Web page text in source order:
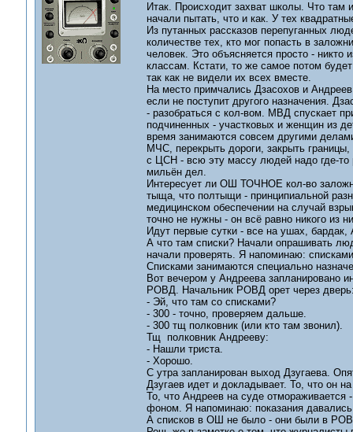
Итак. Происходит захват школы. Что там
начали пытать, что и как. У тех
Из путанных рассказов перепуганных
количестве тех, кто мог попасть в
человек. Это объясняется просто -
классам. Кстати, то же самое потом
так как не видели их всех вместе.
На место примчались Дзасохов и
если не поступит другого назначения.
- разобраться с кол-вом. МВД спускает
подчиненных - участковых и женщин из
время занимаются совсем другими
МЧС, перекрыть дороги, закрыть
с ЦСН - всю эту массу людей надо где-то
мильён дел.
Интересует ли ОШ ТОЧНОЕ кол-во
тыща, что полтыщи - принципиальной
медицинском обеспечении на случай
точно не нужны - он всё равно никого из
Идут первые сутки - все на ушах,
А что там списки? Начали опрашивать
начали проверять. Я напоминаю:
Списками занимаются специально
Вот вечером у Андреева запланировано
РОВД. Начальник РОВД орет через
- Эй, что там со списками?
- 300 - точно, проверяем дальше.
- 300 тщ полковник (или кто там звонил).
Тщ полковник Андрееву:
- Нашли триста.
- Хорошо.
С утра запланирован выход Дзугаева.
Дзугаев идет и докладывает. То, что он
То, что Андреев на суде отмораживается
фоном. Я напоминаю: показания
А списков в ОШ не было - они были в